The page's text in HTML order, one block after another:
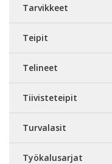
Tarvikkeet
Teipit
Telineet
Tiivisteteipit
Turvalasit
Työkalusarjat